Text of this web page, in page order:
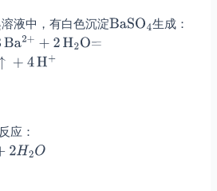
溶液中，有白色沉淀 生成：
应：